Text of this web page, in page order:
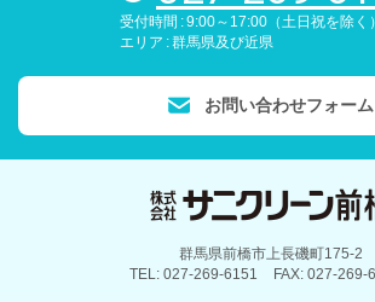
受付時間 9:00～17:00（土日祝を除く）
エリア 群馬県及び近県
お問い合わせフォーム
群馬県前橋市上長磯町175-2
TEL 027-269-6151 FAX 027-269-